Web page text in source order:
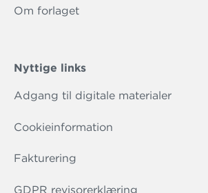
Om forlaget
Nyttige links
Adgang til digitale materialer
Cookieinformation
Fakturering
GDPR revisorerklæring